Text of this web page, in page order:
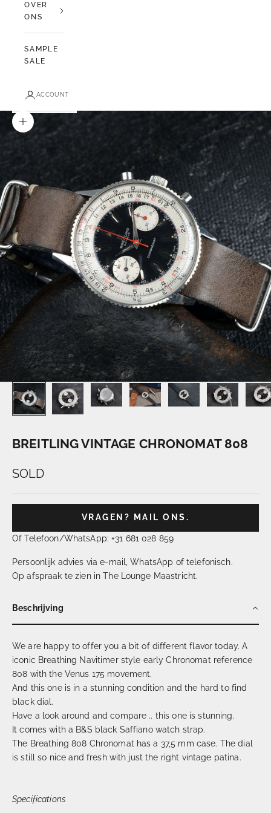
OVER
ONS
SAMPLE
SALE
ACCOUNT
In-/uitzoomen
BREITLING VINTAGE CHRONOMAT 808
SOLD
VRAGEN? MAIL ONS.
Of Telefoon/WhatsApp: +31 681 028 859
Persoonlijk advies via e-mail, WhatsApp of telefonisch.
Op afspraak te zien in The Lounge Maastricht.
Beschrijving
We are happy to offer you a bit of different flavor today. A
iconic Breathing Navitimer style early Chronomat reference
808 with the Venus 175 movement.
And this one is in a stunning condition and the hard to find
black dial.
Have a look around and compare .. this one is stunning.
It comes with a B&S black Saffiano watch strap.
The Breathing 808 Chronomat has a 37,5 mm case. The dial
is still so nice and fresh with just the right vintage patina.
Specifications